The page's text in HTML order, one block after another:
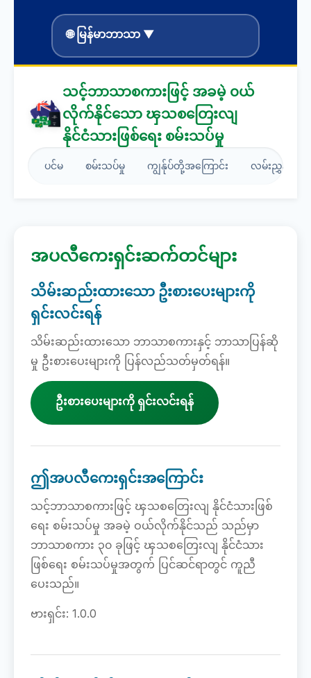
🌐 မြန်မာဘာသာ ▼
သင့်ဘာသာစကားဖြင့် အခမဲ့ ၀ယ်
လိုက်နိုင်သော ၾသစတြေးလျ
နိုင်ငံသားဖြစ်ရေး စမ်းသပ်မှု
ပင်မ စမ်းသပ်မှု ကျွန်ုပ်တို့အကြောင်း လမ်းညွှန်စာအု
အပလီကေးရှင်းဆက်တင်များ
သိမ်းဆည်းထားသော ဦးစားပေးများကို
ရှင်းလင်းရန်
သိမ်းဆည်းထားသော ဘာသာစကားနှင့် ဘာသာပြန်ဆို
မှု ဦးစားပေးများကို ပြန်လည်သတ်မှတ်ရန်။
ဦးစားပေးများကို ရှင်းလင်းရန်
ဤအပလီကေးရှင်းအကြောင်း
သင့်ဘာသာစကားဖြင့် ၾသစတြေးလျ နိုင်ငံသားဖြစ်
ရေး စမ်းသပ်မှု အခမဲ့ ဝယ်လိုက်နိုင်သည် သည်မှာ
ဘာသာစကား ၃၀ ခုဖြင့် ၾသစတြေးလျ နိုင်ငံသား
ဖြစ်ရေး စမ်းသပ်မှုအတွက် ပြင်ဆင်ရာတွင် ကူညီ
ပေးသည်။
ဗားရှင်း: 1.0.0